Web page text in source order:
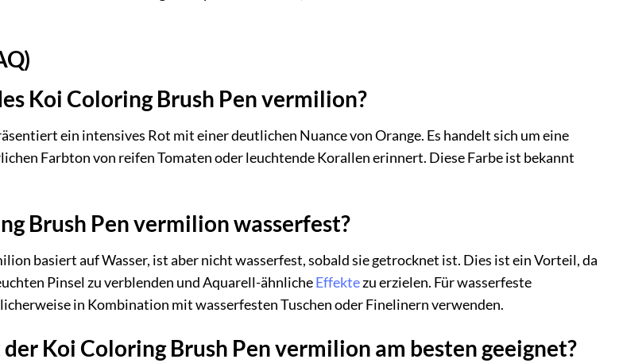
Koi Coloring Brush Pen vermilion?
ein intensives Rot mit einer deutlichen Nuance von Orange. Es handelt sich um eine
Farbton von reifen Tomaten oder leuchtende Korallen erinnert. Diese Farbe ist bekannt
Brush Pen vermilion wasserfest?
basiert auf Wasser, ist aber nicht wasserfest, sobald sie getrocknet ist. Dies ist ein Vorteil, da
Pinsel zu verblenden und Aquarell-ähnlicheEffektezu erzielen. Für wasserfeste
in Kombination mit wasserfesten Tuschen oder Finelinern verwenden.
Koi Coloring Brush Pen vermilion am besten geeignet?